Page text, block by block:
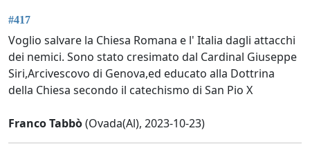
#417
Voglio salvare la Chiesa Romana e l' Italia dagli attacchi
dei nemici. Sono stato cresimato dal Cardinal Giuseppe
Siri,Arcivescovo di Genova,ed educato alla Dottrina
della Chiesa secondo il catechismo di San Pio X
Franco Tabbò(Ovada(Al), 2023-10-23)